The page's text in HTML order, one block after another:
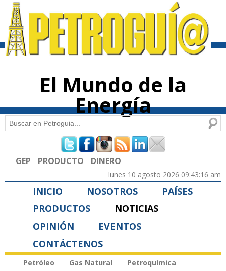
contenido
El Mundo de la
Energía
Formulario de búsqueda
Buscar
GEP PRODUCTO DINERO
lunes 10 agosto 2026 09:43:16 am
INICIO NOSOTROS
PAÍSES
PRODUCTOS
NOTICIAS
OPINIÓN
EVENTOS
CONTÁCTENOS
Petróleo Gas Natural
Petroquímica